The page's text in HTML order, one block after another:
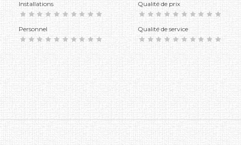
Installations
Personnel
Qualité de prix
Qualité de service